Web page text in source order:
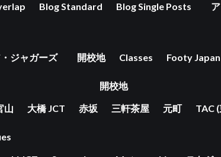
Blog Standard Blog Single Posts
ジャガーズ 開校地 Classes Footy
開校地
山 大橋 JCT 赤坂 三軒茶屋 元町 TAC